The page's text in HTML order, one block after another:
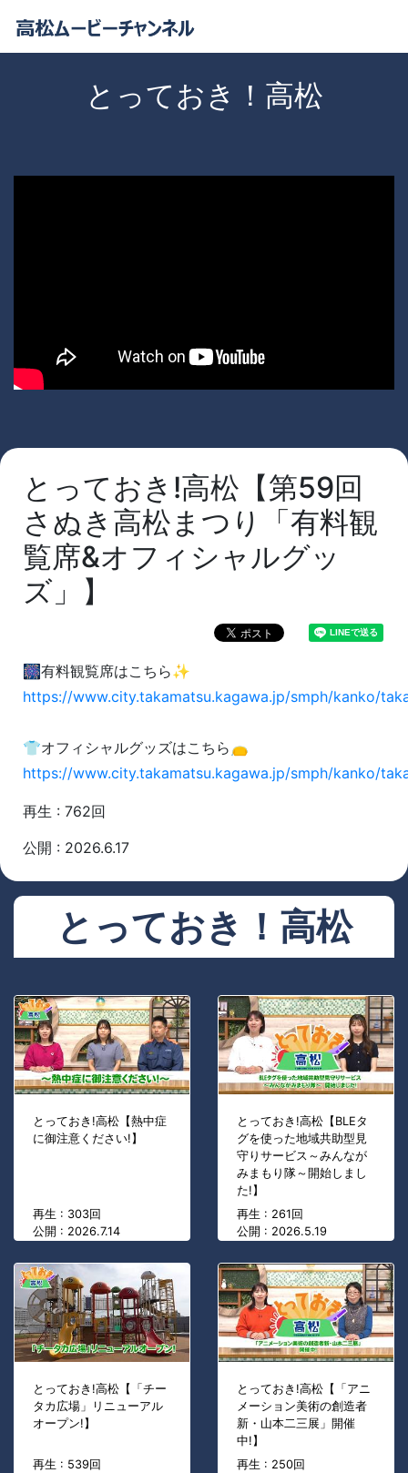
とっておき！高松
とっておき!高松【第59回
さぬき高松まつり「有料観
覧席&オフィシャルグッ
ズ」】
🎆有料観覧席はこちら✨
https://www.city.takamatsu.kagawa.jp/smph/kanko/
👕オフィシャルグッズはこちら👝
https://www.city.takamatsu.kagawa.jp/smph/kanko/
再生 : 762回
公開 : 2026.6.17
とっておき！高松
とっておき!高松【熱中症
に御注意ください!】
再生 : 303回
公開 : 2026.7.14
とっておき!高松【BLEタ
グを使った地域共助型見
守りサービス～みんなが
みまもり隊～開始しまし
た!】
再生 : 261回
公開 : 2026.5.19
とっておき!高松【「チー
タカ広場」リニューアル
オープン!】
再生 : 539回
とっておき!高松【「アニ
メーション美術の創造者
新・山本二三展」開催
中!】
再生 : 250回